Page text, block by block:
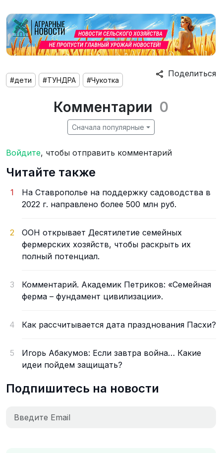
Поделиться
#дети #ТУНДРА #Чукотка
Комментарии 0
Сначала популярные
Войдите, чтобы отправить комментарий
Читайте также
1
На Ставрополье на поддержку садоводства в
2022 г. направлено более 500 млн руб.
2
ООН открывает Десятилетие семейных
фермерских хозяйств, чтобы раскрыть их
полный потенциал.
3
Комментарий. Академик Петриков: «Семейная
ферма – фундамент цивилизации».
4 Как рассчитывается дата празднования Пасхи?
5
Игорь Абакумов: Если завтра война… Какие
идеи пойдем защищать?
Подпишитесь на новости